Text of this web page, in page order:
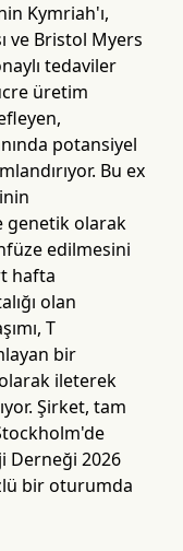
Kymriah'ı,
ve Bristol Myers
tedaviler
üretim
potansiyel
Bu ex
genetik olarak
edilmesini
hafta
olan
T
bir
ileterek
Şirket, tam
Derneği 2026
bir oturumda